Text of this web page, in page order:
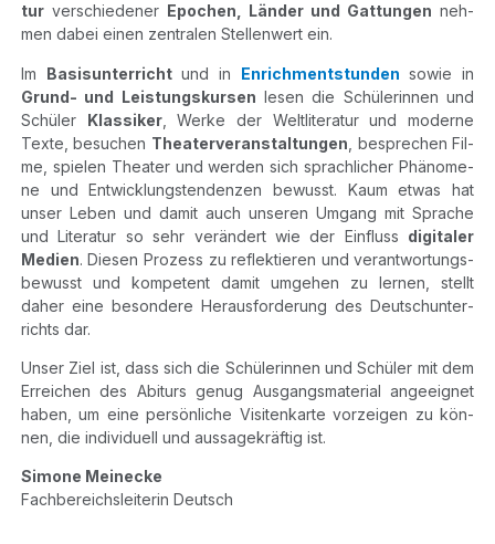
turver­schie­de­ner Epo­chen, Län­der und Gat­tun­gen neh­
men dabei einen zen­tra­len Stel­len­wert ein.
Im Basis­un­ter­richtund in Enrich­ment­stun­den sowie in
Grund- und Leis­tungs­kur­sen lesen die Schü­le­rin­nen und
Schü­ler Klas­si­ker, Wer­ke der Welt­li­te­ra­tur und moder­ne
Tex­te, besu­chen Thea­ter­ver­an­stal­tun­gen , bespre­chen Fil­
me, spie­len Thea­ter und wer­den sich sprach­li­cher Phä­no­me­
ne und Ent­wick­lungs­ten­den­zen bewusst. Kaum etwas hat
unser Leben und damit auch unse­ren Umgang mit Spra­che
und Lite­ra­tur so sehr ver­än­dert wie der Ein­fluss digi­ta­ler
Medi­en. Die­sen Pro­zess zu reflek­tie­ren und ver­ant­wor­tungs­
be­wusst und kom­pe­tent damit umge­hen zu ler­nen, stellt
daher eine beson­de­re Her­aus­for­de­rung des Deutsch­un­ter­
richts dar.
Unser Ziel ist, dass sich die Schü­le­rin­nen und Schü­ler mit dem
Errei­chen des Abiturs genug Aus­gangs­ma­te­ri­al ange­eig­net
haben, um eine per­sön­li­che Visi­ten­kar­te vor­zei­gen zu kön­
nen, die indi­vi­du­ell und aus­sa­ge­kräf­tig ist.
Simo­ne Meine­cke
Fach­be­reichs­lei­te­rin Deutsch